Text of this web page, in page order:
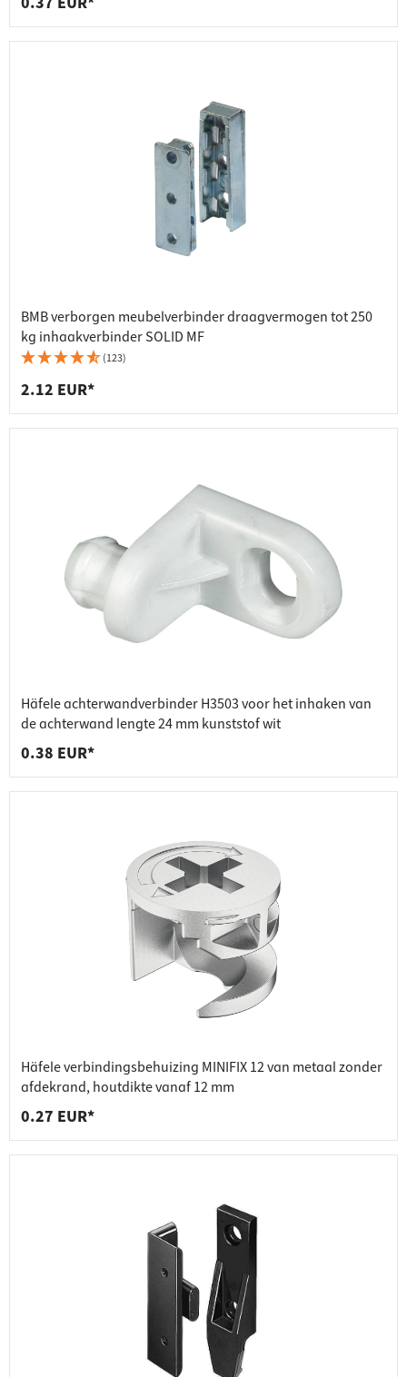
BMB verborgen meubelverbinder draagvermogen tot 250
kg inhaakverbinder SOLID MF
(123)
2.12 EUR*
Häfele achterwandverbinder H3503 voor het inhaken van
de achterwand lengte 24 mm kunststof wit
0.38 EUR*
Häfele verbindingsbehuizing MINIFIX 12 van metaal zonder
afdekrand, houtdikte vanaf 12 mm
0.27 EUR*